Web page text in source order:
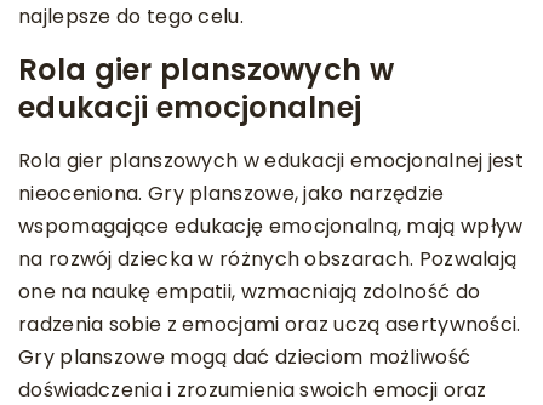
najlepsze do tego celu.
Rola gier planszowych w
edukacji emocjonalnej
Rola gier planszowych w edukacji emocjonalnej jest
nieoceniona. Gry planszowe, jako narzędzie
wspomagające edukację emocjonalną, mają wpływ
na rozwój dziecka w różnych obszarach. Pozwalają
one na naukę empatii, wzmacniają zdolność do
radzenia sobie z emocjami oraz uczą asertywności.
Gry planszowe mogą dać dzieciom możliwość
doświadczenia i zrozumienia swoich emocji oraz